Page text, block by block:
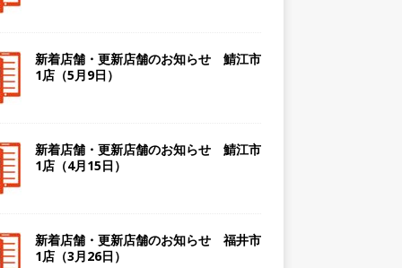
新着店舗・更新店舗のお知らせ 鯖江市
1店（5月9日）
新着店舗・更新店舗のお知らせ 鯖江市
1店（4月15日）
新着店舗・更新店舗のお知らせ 福井市
1店（3月26日）